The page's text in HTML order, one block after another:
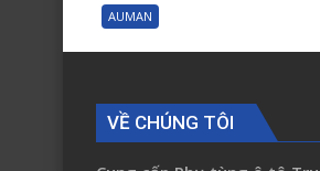
AUMAN
VỀ CHÚNG TÔI